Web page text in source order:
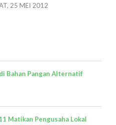
25 MEI 2012
Bahan Pangan Alternatif
Matikan Pengusaha Lokal